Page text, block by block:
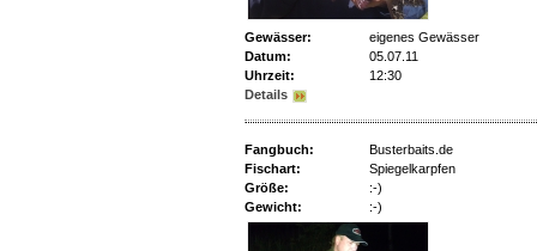
Gewässer:
eigenes Gewässer
Datum:
05.07.11
Uhrzeit:
12:30
Details
Fangbuch:
Busterbaits.de
Fischart:
Spiegelkarpfen
Größe:
:-)
Gewicht:
:-)